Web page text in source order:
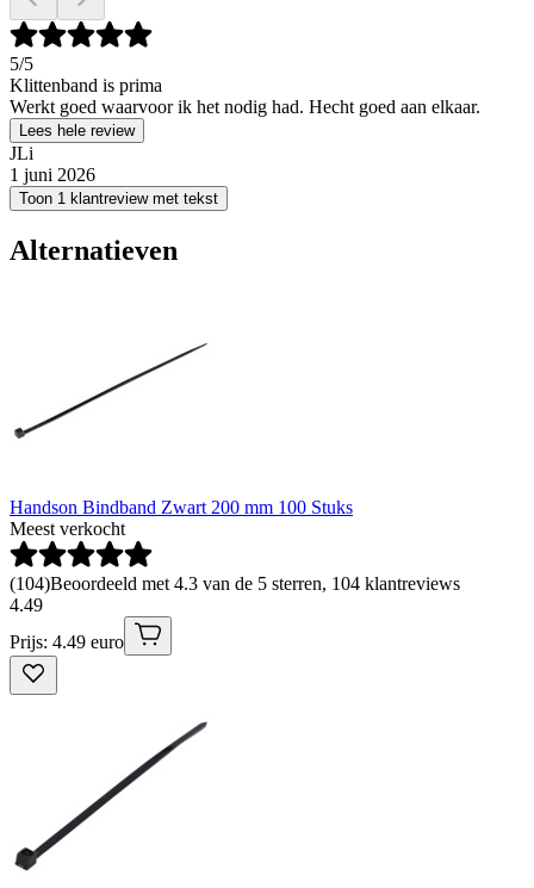
5/5
Klittenband is prima
Werkt goed waarvoor ik het nodig had. Hecht goed aan elkaar.
Lees hele review
JLi
1 juni 2026
Toon 1 klantreview met tekst
Alternatieven
Handson Bindband Zwart 200 mm 100 Stuks
Meest verkocht
(104)Beoordeeld met 4.3 van de 5 sterren, 104 klantreviews
4.49
Prijs: 4.49 euro